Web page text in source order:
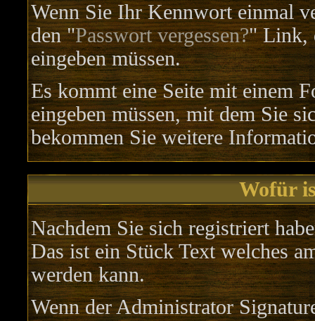
Wenn Sie Ihr Kennwort einmal
den "Passwort vergessen?" Link,
eingeben müssen.
Es kommt eine Seite mit einem
eingeben müssen, mit dem Sie
bekommen Sie weitere
Wofür
Nachdem Sie sich registriert
Das ist ein Stück Text welches
werden kann.
Wenn der Administrator